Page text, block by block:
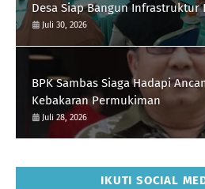
Desa Siap Bangun Infrastruktur
Juli 30, 2026
BPK Sambas Siaga Hadapi
Kebakaran Permukiman
Juli 28, 2026
IKUTI SOCIAL